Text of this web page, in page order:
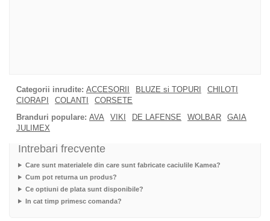
Categorii inrudite: ACCESORII BLUZE si TOPURI
CHILOTI
CIORAPI
COLANTI
CORSETE
Branduri populare: AVA VIKI DE LAFENSE WOLBAR
GAIA
JULIMEX
Intrebari frecvente
Care sunt materialele din care sunt fabricate caciulile Kamea?
Cum pot returna un produs?
Ce optiuni de plata sunt disponibile?
In cat timp primesc comanda?